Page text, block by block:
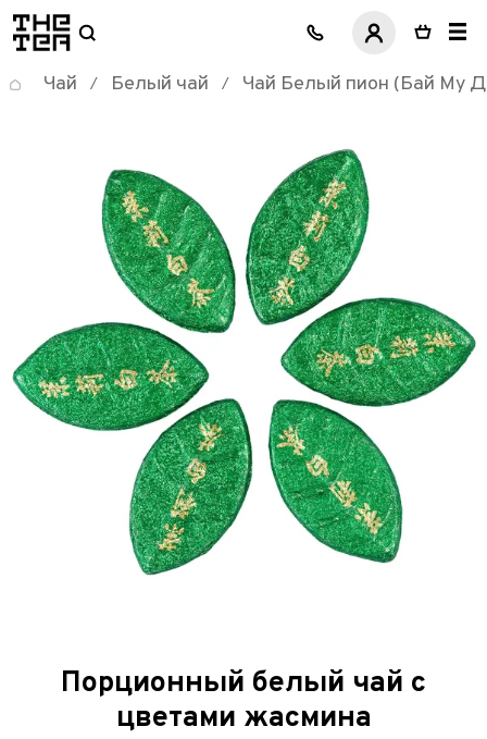
логотип
Чай / Белый чай / Чай Белый пион (Бай Му
Порционный белый чай с
цветами жасмина